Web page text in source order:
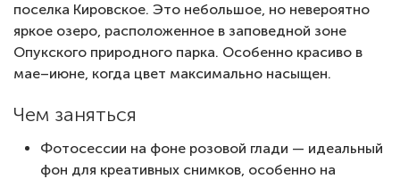
поселка Кировское. Это небольшое, но невероятно
яркое озеро, расположенное в заповедной зоне
Опукского природного парка. Особенно красиво в
мае–июне, когда цвет максимально насыщен.
Чем заняться
Фотосессии на фоне розовой глади — идеальный
фон для креативных снимков, особенно на